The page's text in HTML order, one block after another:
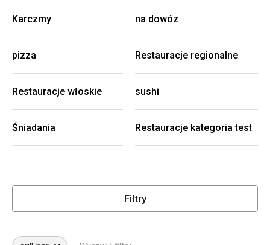
Karczmy na dowóz
pizza Restauracje regionalne
Restauracje włoskie sushi
Śniadania Restauracje kategoria test
Filtry